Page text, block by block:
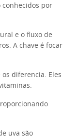
conhecidos por
e o fluxo de
A chave é focar
os diferencia. Eles
uva são